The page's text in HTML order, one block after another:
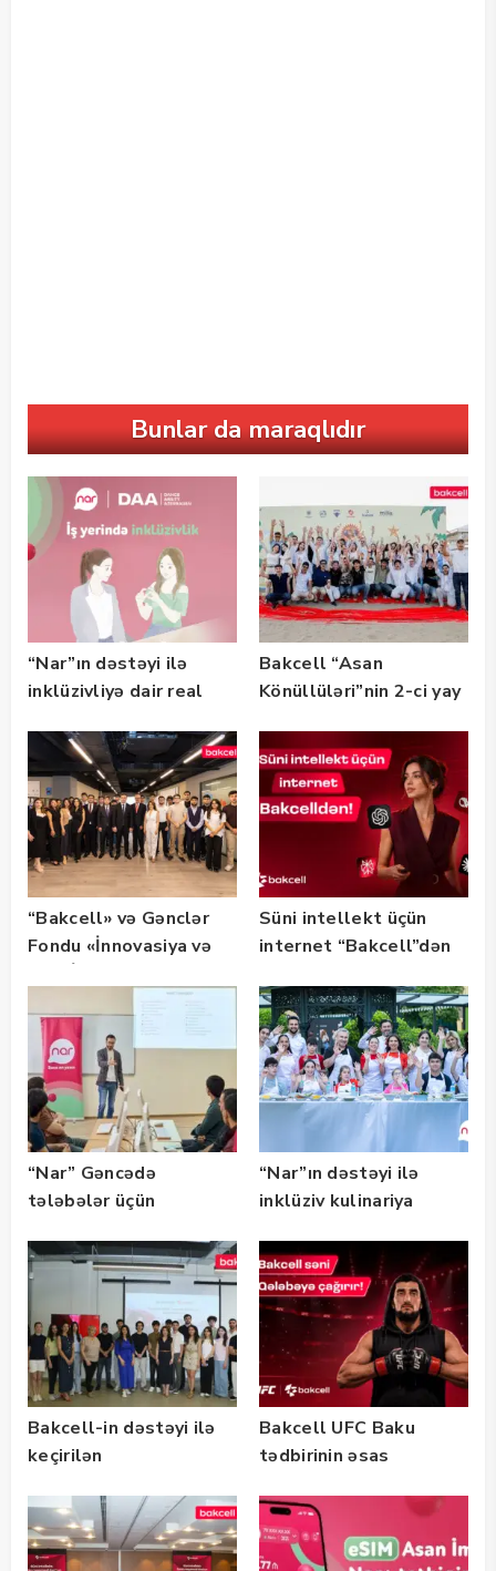
Bunlar da maraqlıdır
“Nar”ın dəstəyi ilə
inklüzivliyə dair real
təqdim edilir
Bakcell “Asan
Könüllüləri”nin 2-ci yay
olub — FOTO
“Bakcell» və Gənclər
Fondu «İnnovasiya və
təqaüd proqramının
qalibləri ilə görüş
keçirib
Süni intellekt üçün
internet “Bakcell”dən
“Nar” Gəncədə
tələbələr üçün
təlimləri təşkil edib
“Nar”ın dəstəyi ilə
inklüziv kulinariya
keçirilib — Fotolar
Bakcell-in dəstəyi ilə
keçirilən
Bootcamp” başladı
Bakcell UFC Baku
tədbirinin əsas